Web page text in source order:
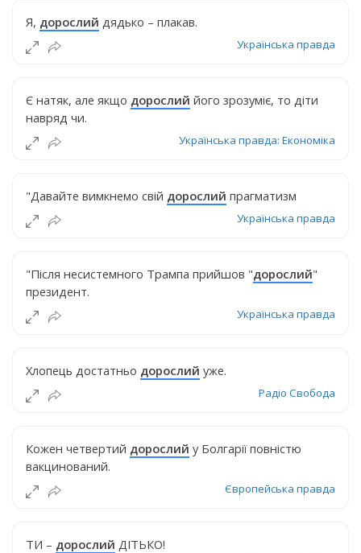
Я, дорослий дядько – плакав.
Українська правда
Є натяк, але якщо дорослий його зрозуміє, то діти
навряд чи.
Українська правда: Економіка
"Давайте вимкнемо свій дорослий прагматизм
Українська правда
"Після несистемного Трампа прийшов "дорослий"
президент.
Українська правда
Хлопець достатньо дорослий уже.
Радіо Свобода
Кожен четвертий дорослий у Болгарії повністю
вакцинований.
Європейська правда
ТИ – дорослий ДІТЬКО!